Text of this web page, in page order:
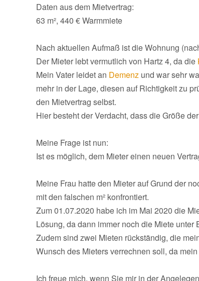
Daten aus dem Mietvertrag:
63 m², 440 € Warmmiete
Nach aktuellen Aufmaß ist die Wohnung
Der Mieter lebt vermutlich von Hartz 4, da die
Mein Vater leidet an Demenz und war sehr
mehr in der Lage, diesen auf Richtigkeit zu
den Mietvertrag selbst.
Hier besteht der Verdacht, dass die Größe
Meine Frage ist nun:
Ist es möglich, dem Mieter einen neuen
Meine Frau hatte den Mieter auf Grund der
mit den falschen m² konfrontiert.
Zum 01.07.2020 habe ich im Mai 2020 die
Lösung, da dann immer noch die Miete unter
Zudem sind zwei Mieten rückständig, die
Wunsch des Mieters verrechnen soll, da
Ich freue mich, wenn Sie mir in der